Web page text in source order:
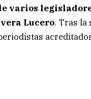
varios
Lucero. Tras la